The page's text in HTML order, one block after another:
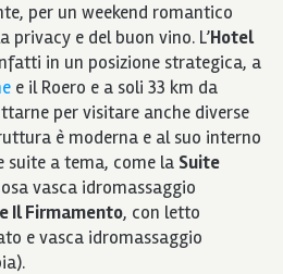
per un weekend romantico
privacy e del buon vino. L’Hotel
in un posizione strategica, a
e il Roero e a soli 33 km da
per visitare anche diverse
è moderna e al suo interno
suite a tema, come la Suite
vasca idromassaggio
Il Firmamento, con letto
e vasca idromassaggio